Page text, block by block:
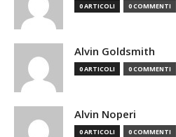
0 ARTICOLI 0 COMMENTI
Alvin Goldsmith
0 ARTICOLI 0 COMMENTI
Alvin Noperi
0 ARTICOLI 0 COMMENTI